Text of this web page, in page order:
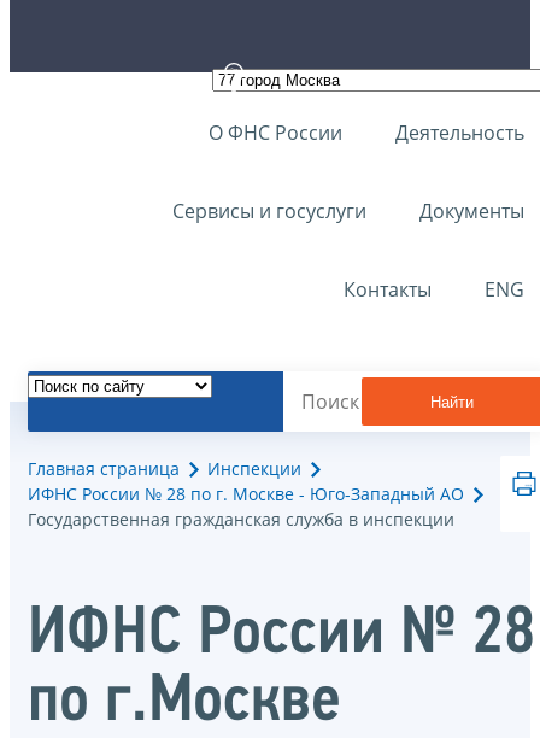
О ФНС России Деятельность
Сервисы и госуслуги Документы
Контакты ENG
Найти
Главная страница
Инспекции
ИФНС России № 28 по г. Москве - Юго-Западный АО
Государственная гражданская служба в инспекции
ИФНС России № 28
по г.Москве